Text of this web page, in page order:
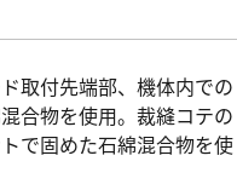
取付先端部、機体内での
合物を使用。裁縫コテの
で固めた石綿混合物を使